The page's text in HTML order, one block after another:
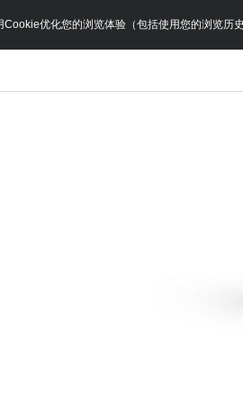
Cookie优化您的浏览体验（包括使用您的浏览历